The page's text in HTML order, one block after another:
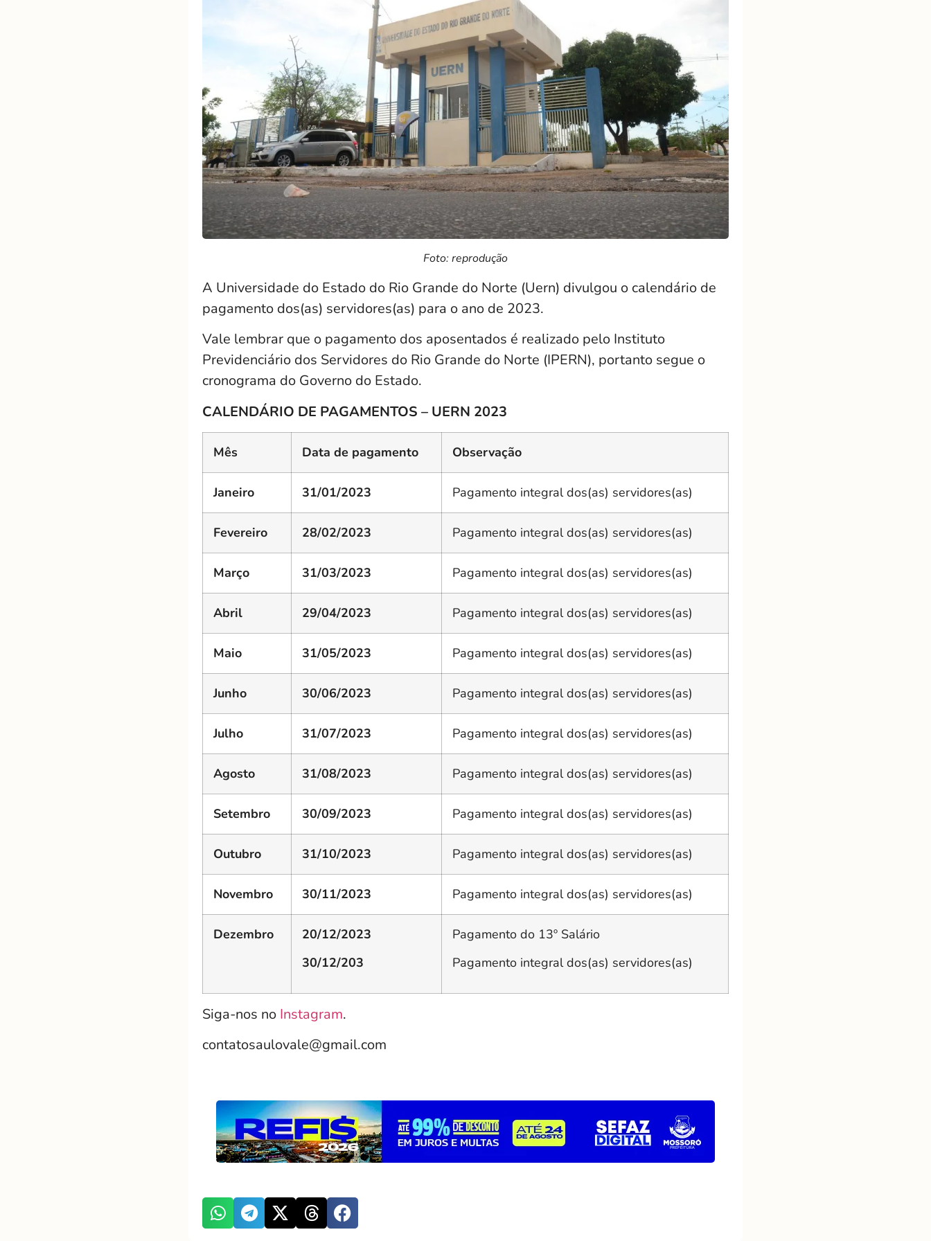
Foto: reprodução
A Universidade do Estado do Rio Grande do Norte (Uern) divulgou o calendário de
pagamento dos(as) servidores(as) para o ano de 2023.
Vale lembrar que o pagamento dos aposentados é realizado pelo Instituto
Previdenciário dos Servidores do Rio Grande do Norte (IPERN), portanto segue o
cronograma do Governo do Estado.
CALENDÁRIO DE PAGAMENTOS – UERN 2023
Mês Data de pagamento Observação
Janeiro 31/01/2023 Pagamento integral dos(as) servidores(as)
Fevereiro 28/02/2023 Pagamento integral dos(as) servidores(as)
Março 31/03/2023 Pagamento integral dos(as) servidores(as)
Abril 29/04/2023 Pagamento integral dos(as) servidores(as)
Maio 31/05/2023 Pagamento integral dos(as) servidores(as)
Junho 30/06/2023 Pagamento integral dos(as) servidores(as)
Julho 31/07/2023 Pagamento integral dos(as) servidores(as)
Agosto 31/08/2023 Pagamento integral dos(as) servidores(as)
Setembro 30/09/2023 Pagamento integral dos(as) servidores(as)
Outubro 31/10/2023 Pagamento integral dos(as) servidores(as)
Novembro 30/11/2023 Pagamento integral dos(as) servidores(as)
Dezembro
20/12/2023
30/12/203
Pagamento do 13º Salário
Pagamento integral dos(as) servidores(as)
Siga-nos no Instagram.
contatosaulovale@gmail.com